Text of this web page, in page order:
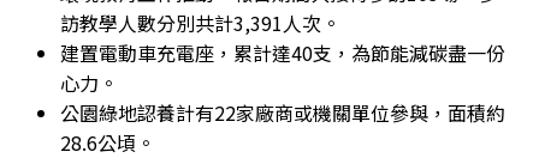
訪教學人數分別共計3,391人次。
建置電動車充電座，累計達40支，為節能減碳盡一份
心力。
公園綠地認養計有22家廠商或機關單位參與，面積約
28.6公頃。